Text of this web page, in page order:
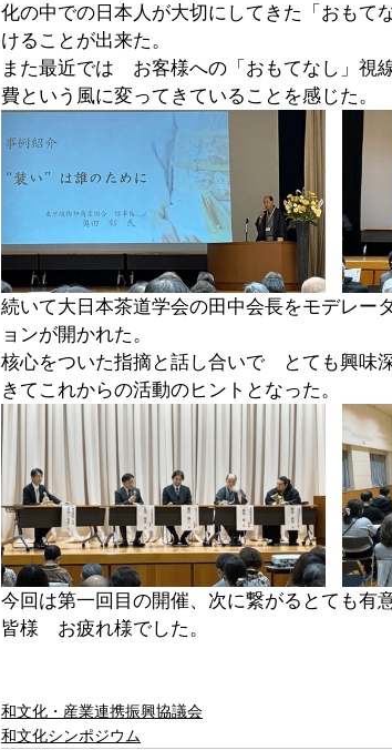
化の中での日本人が大切にしてきた「おもて
けることが出来た。
また最近では　お客様への「おもてなし」視
費という風に変ってきていることを感じた。
続いて大日本茶道学会の田中会長をモデレー
ョンが開かれた。
核心をついた指摘と話し合いで　とても興味
きてこれからの活動のヒントとなった。
今回は第一回目の開催、次に繋がるとても有
皆様　お疲れ様でした。
和文化・産業連携振興協議会
和文化シンポジウム